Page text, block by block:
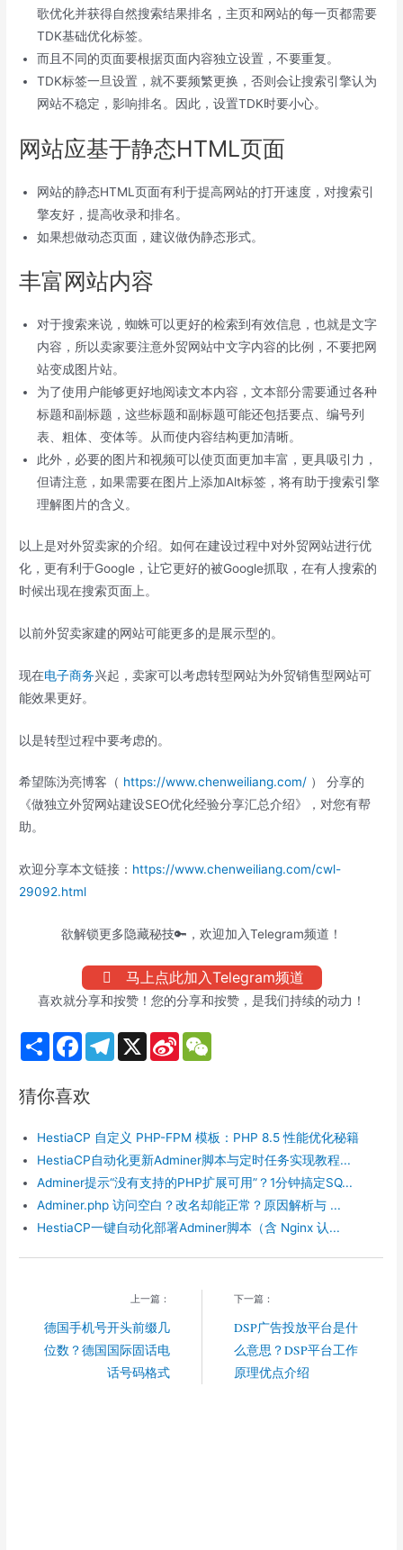
歌优化并获得自然搜索结果排名，主页和网站的每一页都需要
TDK基础优化标签。
而且不同的页面要根据页面内容独立设置，不要重复。
TDK标签一旦设置，就不要频繁更换，否则会让搜索引擎认为
网站不稳定，影响排名。因此，设置TDK时要小心。
网站应基于静态HTML页面
网站的静态HTML页面有利于提高网站的打开速度，对搜索引
擎友好，提高收录和排名。
如果想做动态页面，建议做伪静态形式。
丰富网站内容
对于搜索来说，蜘蛛可以更好的检索到有效信息，也就是文字
内容，所以卖家要注意外贸网站中文字内容的比例，不要把网
站变成图片站。
为了使用户能够更好地阅读文本内容，文本部分需要通过各种
标题和副标题，这些标题和副标题可能还包括要点、编号列
表、粗体、变体等。从而使内容结构更加清晰。
此外，必要的图片和视频可以使页面更加丰富，更具吸引力，
但请注意，如果需要在图片上添加Alt标签，将有助于搜索引擎
理解图片的含义。
以上是对外贸卖家的介绍。如何在建设过程中对外贸网站进行优
化，更有利于Google，让它更好的被Google抓取，在有人搜索的
时候出现在搜索页面上。
以前外贸卖家建的网站可能更多的是展示型的。
现在电子商务兴起，卖家可以考虑转型网站为外贸销售型网站可
能效果更好。
以是转型过程中要考虑的。
希望陈沩亮博客（ https://www.chenweiliang.com/ ） 分享的
《做独立外贸网站建设SEO优化经验分享汇总介绍》，对您有帮
助。
欢迎分享本文链接： https://www.chenweiliang.com/cwl-
29092.html
欲解锁更多隐藏秘技🔑，欢迎加入Telegram频道！
马上点此加入Telegram频道
喜欢就分享和按赞！您的分享和按赞，是我们持续的动力！
S
h
e
F
b
k
T
m
X
S
b
o
猜你喜欢
HestiaCP 自定义 PHP-FPM 模板：PHP 8.5 性能优化秘籍
HestiaCP自动化更新Adminer脚本与定时任务实现教程...
Adminer提示“没有支持的PHP扩展可用”？1分钟搞定SQ...
Adminer.php 访问空白？改名却能正常？原因解析与 ...
HestiaCP一键自动化部署Adminer脚本（含 Nginx 认...
上一篇：
德国手机号开头前缀几
位数？德国国际固话电
话号码格式
下一篇：
DSP广告投放平台是什
么意思？DSP平台工作
原理优点介绍